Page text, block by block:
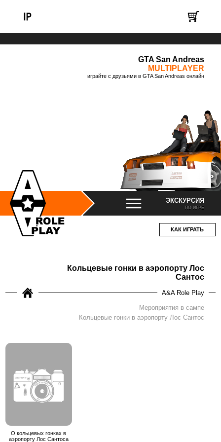
GTA San Andreas
MULTIPLAYER
играйте с друзьями в GTA San Andreas онлайн
ЭКСКУРСИЯ
ПО ИГРЕ
КАК ИГРАТЬ
Кольцевые гонки в аэропорту Лос
Сантос
A&A Role Play
Мероприятия в сампе
Кольцевые гонки в аэропорту Лос Сантос
О кольцевых гонках в
аэропорту Лос Сантоса